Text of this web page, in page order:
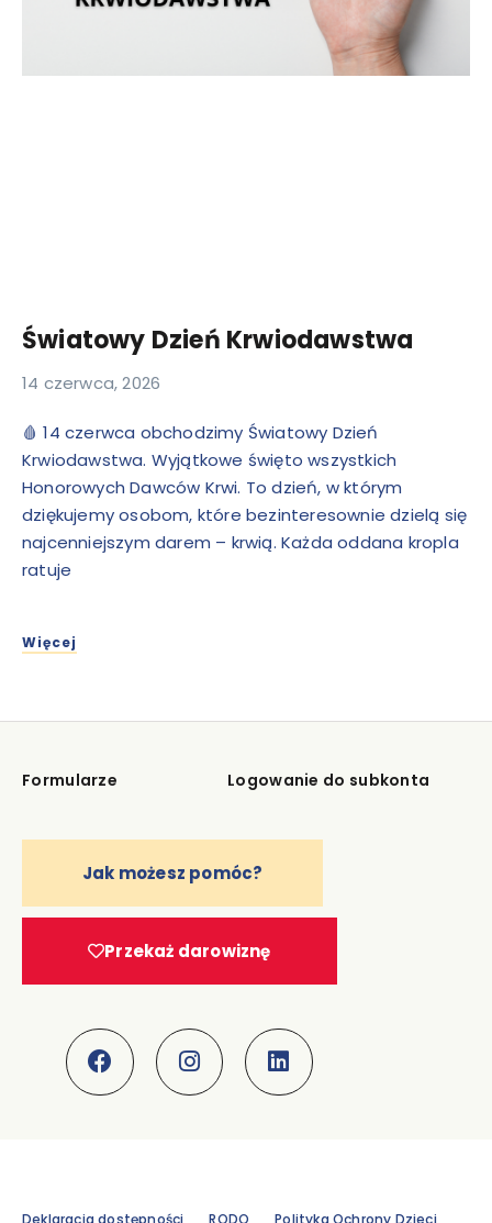
Światowy Dzień Krwiodawstwa
14 czerwca, 2026
🩸 14 czerwca obchodzimy Światowy Dzień
Krwiodawstwa. Wyjątkowe święto wszystkich
Honorowych Dawców Krwi. To dzień, w którym
dziękujemy osobom, które bezinteresownie dzielą się
najcenniejszym darem – krwią. Każda oddana kropla
ratuje
Więcej
Formularze Logowanie do subkonta
Jak możesz pomóc?
Przekaż darowiznę